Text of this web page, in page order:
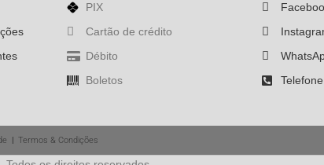
PIX
Cartão de crédito
Débito
Boletos
Telefone
| Termos & Condições